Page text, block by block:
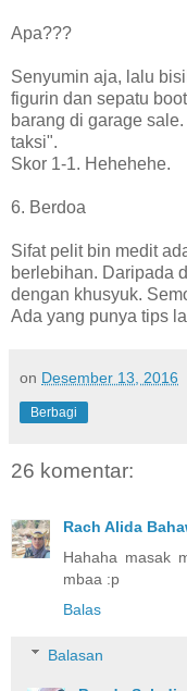
Apa???
Senyumin aja, lalu
figurin dan sepatu
barang di garage
taksi".
Skor 1-1. Hehehehe.
6. Berdoa
Sifat pelit bin medit
berlebihan. Daripada
dengan khusyuk.
Ada yang punya tips
on Desember 13, 2016
Berbagi
26 komentar:
Rach Alida
Hahaha masak
mbaa :p
Balas
Balasan